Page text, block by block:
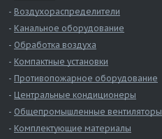
Воздухораспределители
Канальное оборудование
Обработка воздуха
Компактные установки
Противопожарное оборудование
Центральные кондиционеры
Общепромышленные вентиляторы
Комплектующие материалы